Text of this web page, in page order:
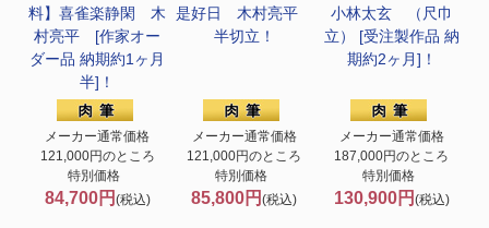
料】喜雀楽静閑 木
村亮平 [作家オー
ダー品 納期約1ヶ月
半]！
メーカー通常価格
121,000円のところ
特別価格
84,700円 (税込)
是好日 木村亮平
半切立！
メーカー通常価格
121,000円のところ
特別価格
85,800円(税込)
小林太玄 （尺巾
立） [受注製作品 納
期約2ヶ月]！
メーカー通常価格
187,000円のところ
特別価格
130,900円 (税込)